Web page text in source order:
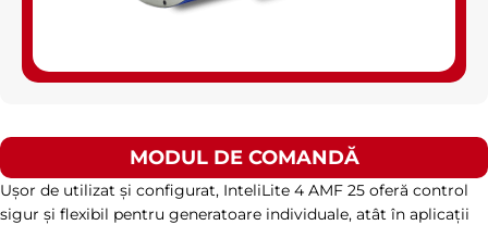
MODUL DE COMANDĂ
Ușor de utilizat și configurat, InteliLite 4 AMF 25 oferă control
sigur și flexibil pentru generatoare individuale, atât în aplicații